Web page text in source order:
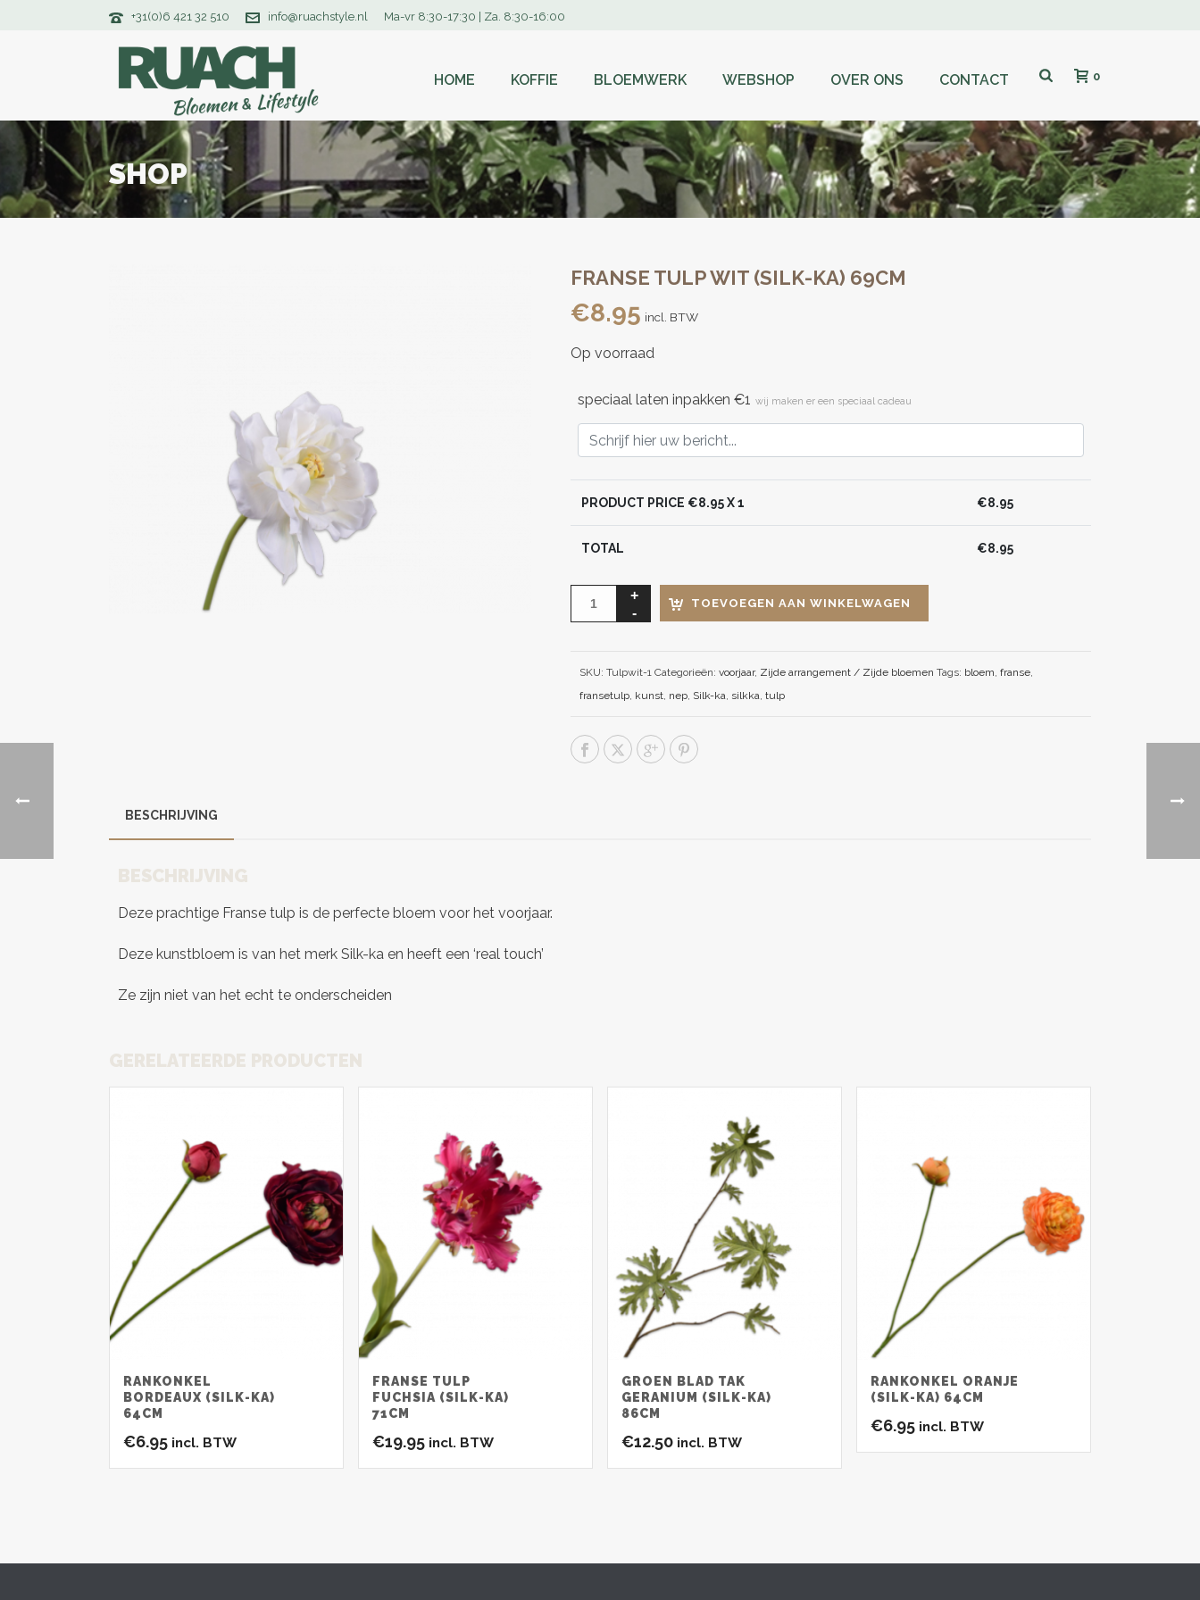
+31(0)6 421 32 510 info@ruachstyle.nl Ma-vr 8:30-17:30 | Za. 8:30-16:00
HOME KOFFIE BLOEMWERK WEBSHOP OVER ONS CONTACT 0
SHOP
FRANSE TULP WIT (SILK-KA) 69CM
€8.95 incl. BTW
Op voorraad
speciaal laten inpakken €1 wij maken er een speciaal cadeau
PRODUCT PRICE €8.95X 1 €8.95
TOTAL €8.95
TOEVOEGEN AAN WINKELWAGEN
SKU: Tulpwit-1 Categorieën: voorjaar, Zijde arrangement / Zijde bloemen Tags: bloem, franse,
fransetulp, kunst, nep, Silk-ka, silkka, tulp
BESCHRIJVING
BESCHRIJVING
Deze prachtige Franse tulp is de perfecte bloem voor het voorjaar.
Deze kunstbloem is van het merk Silk-ka en heeft een ‘real touch’
Ze zijn niet van het echt te onderscheiden
GERELATEERDE PRODUCTEN
RANKONKEL
BORDEAUX (SILK-KA)
64CM
€6.95 incl. BTW
FRANSE TULP
FUCHSIA (SILK-KA)
71CM
€19.95 incl. BTW
GROEN BLAD TAK
GERANIUM (SILK-KA)
86CM
€12.50 incl. BTW
RANKONKEL ORANJE
(SILK-KA) 64CM
€6.95 incl. BTW